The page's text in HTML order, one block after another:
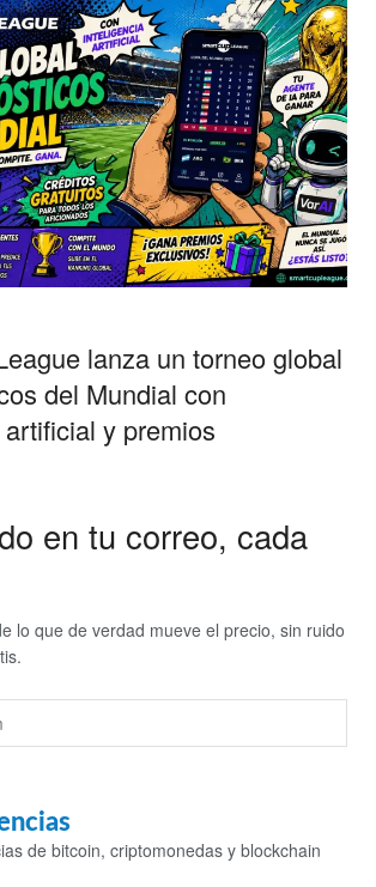
lanza un torneo global
del Mundial con
y premios
en tu correo, cada
lo que de verdad mueve el precio, sin ruido
de bitcoin, criptomonedas y blockchain